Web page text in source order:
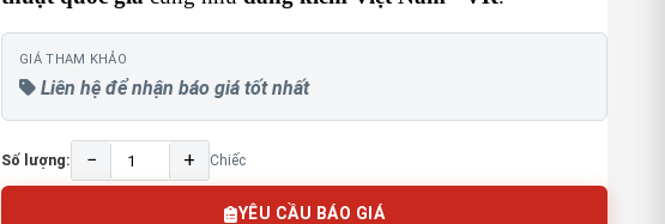
GIÁ THAM KHẢO
Liên hệ để nhận báo giá tốt nhất
Số lượng: − + Chiếc
YÊU CẦU BÁO GIÁ